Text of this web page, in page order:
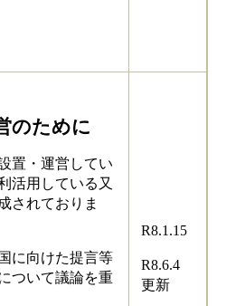
のために​
置・運営してい
活用している又
されておりま
に向けた提言等
ついて議論を重
R8.1.15
R8.6.4
更新